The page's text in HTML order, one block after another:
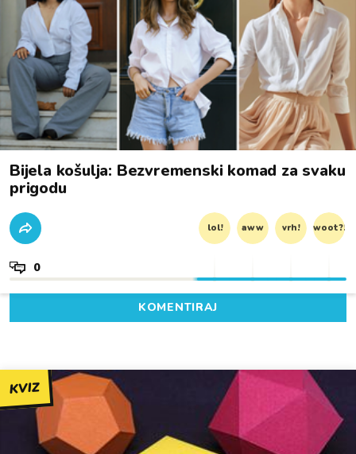
Bijela košulja: Bezvremenski komad za svaku
prigodu
lol! aww vrh! woot?!
0
KOMENTIRAJ
KVIZ